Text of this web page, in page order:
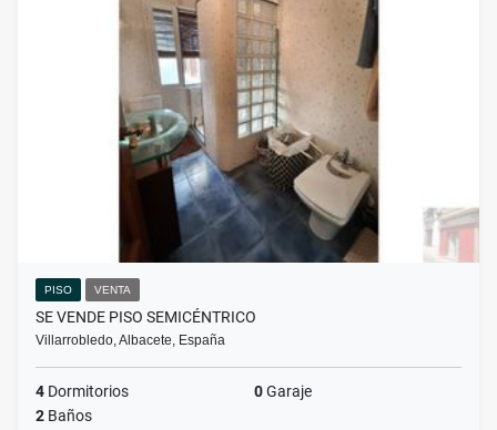
PISO VENTA
SE VENDE PISO SEMICÉNTRICO
Villarrobledo, Albacete, España
4 Dormitorios 0Garaje
2 Baños